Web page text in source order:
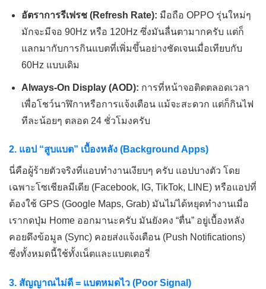
อัตราการรีเฟรช (Refresh Rate): มือถือ OPPO รุ่นใหม่ๆ
มักจะมีจอ 90Hz หรือ 120Hz ซึ่งมันลื่นตามากครับ แต่ก็
แลกมากับการกินแบตที่เพิ่มขึ้นอย่างชัดเจนเมื่อเทียบกับ
60Hz แบบเดิม
Always-On Display (AOD): การที่หน้าจอติดตลอดเวลา
เพื่อโชว์นาฬิกาหรือการแจ้งเตือน แม้จะสะดวก แต่ก็กินไฟ
ทีละน้อยๆ ตลอด 24 ชั่วโมงครับ
2. แอป “สูบแบต” เบื้องหลัง (Background Apps)
นี่คือผู้ร้ายตัวจริงที่แอบทำงานเงียบๆ ครับ แอปบางตัว โดย
เฉพาะโซเชียลมีเดีย (Facebook, IG, TikTok, LINE) หรือแอปที่
ต้องใช้ GPS (Google Maps, Grab) มันไม่ได้หยุดทำงานเมื่อ
เรากดปุ่ม Home ออกมานะครับ มันยังคง “ตื่น” อยู่เบื้องหลัง
คอยดึงข้อมูล (Sync) คอยส่งแจ้งเตือน (Push Notifications)
ซึ่งทั้งหมดนี้ใช้ทั้งเน็ตและแบตเตอรี่
3. สัญญาณไม่ดี = แบตหมดไว (Poor Signal)